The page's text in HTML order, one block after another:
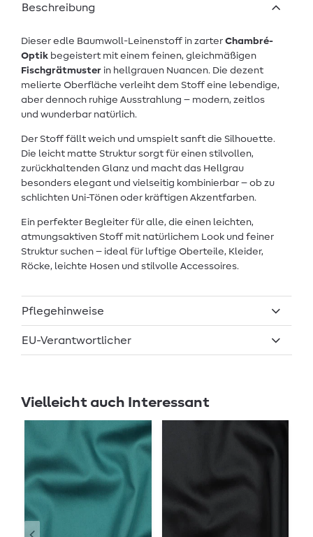
Beschreibung
Dieser edle Baumwoll-Leinenstoff in zarter Chambré-
Optik begeistert mit einem feinen, gleichmäßigen
Fischgrätmuster in hellgrauen Nuancen. Die dezent
melierte Oberfläche verleiht dem Stoff eine lebendige,
aber dennoch ruhige Ausstrahlung – modern, zeitlos
und wunderbar natürlich.
Der Stoff fällt weich und umspielt sanft die Silhouette.
Die leicht matte Struktur sorgt für einen stilvollen,
zurückhaltenden Glanz und macht das Hellgrau
besonders elegant und vielseitig kombinierbar – ob zu
schlichten Uni-Tönen oder kräftigen Akzentfarben.
Ein perfekter Begleiter für alle, die einen leichten,
atmungsaktiven Stoff mit natürlichem Look und feiner
Struktur suchen – ideal für luftige Oberteile, Kleider,
Röcke, leichte Hosen und stilvolle Accessoires.
Pflegehinweise
EU-Verantwortlicher
Vielleicht auch Interessant